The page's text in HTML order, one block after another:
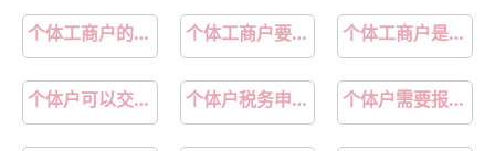
个体工商户的债务 个体工商户要报税吗 个体工商户是企业吗
个体户可以交社保吗 个体户税务申报如何网上申报 个体户需要报税吗